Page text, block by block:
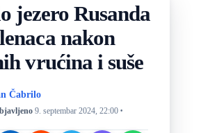
jezero Rusanda
nakon
vrućina i suše
Čabrilo
9. septembar 2024, 22:00 ·